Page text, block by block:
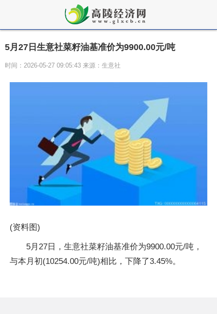
5月27日生意社菜籽油基准价为9900.00元/吨
时间：2026-05-27 09:05:43 来源：生意社
(资料图)
5月27日，生意社菜籽油基准价为9900.00元/吨，
与本月初(10254.00元/吨)相比，下降了3.45%。